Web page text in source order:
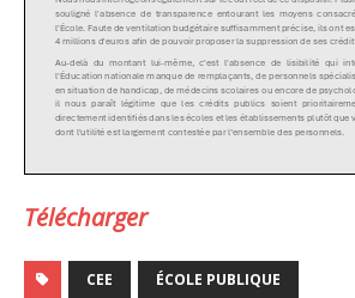
Télécharger
CEE ÉCOLE PUBLIQUE